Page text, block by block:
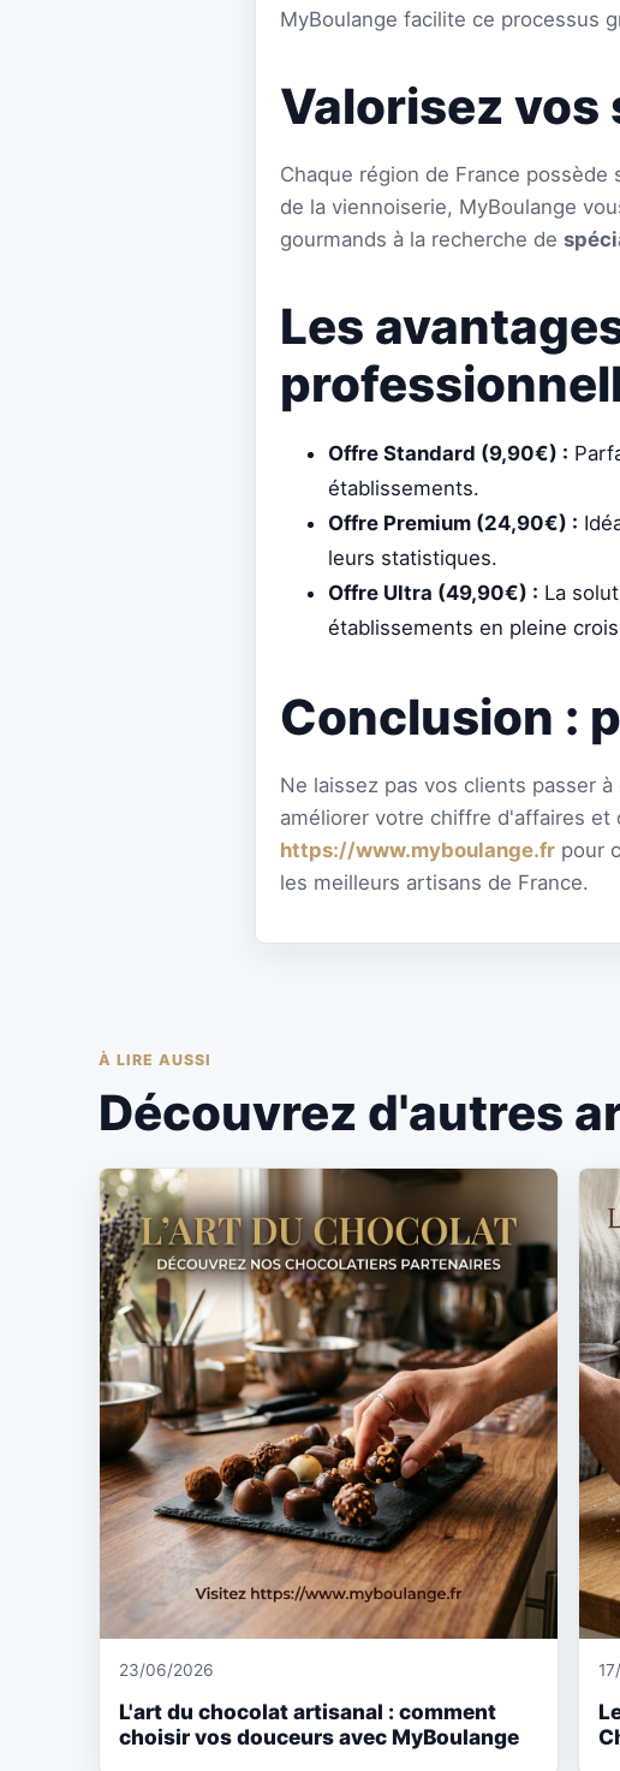
MyBoulange facilite ce processus
Valorisez
Chaque région de France
de la viennoiserie, MyBoulange
gourmands à la recherche de
Les
Offre Standard (9,90€) :
établissements.
Offre Premium (24,90€) :
leurs statistiques.
Offre Ultra (49,90€) : La
établissements en pleine
Conclusion :
Ne laissez pas vos clients passer
améliorer votre chiffre d'affaires
https://www.myboulange.fr pour
les meilleurs artisans de France.
À LIRE AUSSI
Découvrez d'autres
23/06/2026
L'art du chocolat artisanal : comment
choisir vos douceurs avec MyBoulange